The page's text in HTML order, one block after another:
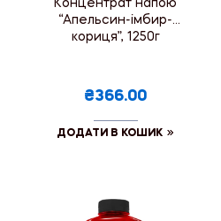
Концентрат напою
“Апельсин-імбир-
кориця”, 1250г
₴366.00
ДОДАТИ В КОШИК